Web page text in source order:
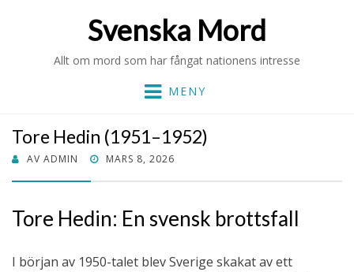
Svenska Mord
Allt om mord som har fångat nationens intresse
MENY
Tore Hedin (1951–1952)
AV ADMIN
PUBLICERAT
MARS 8, 2026
Tore Hedin: En svensk brottsfall
I början av 1950-talet blev Sverige skakat av ett